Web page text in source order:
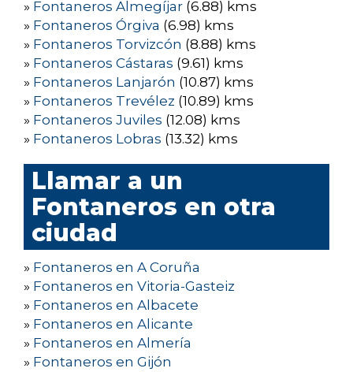
» Fontaneros Almegíjar (6.88) kms
» Fontaneros Órgiva (6.98) kms
» Fontaneros Torvizcón (8.88) kms
» Fontaneros Cástaras (9.61) kms
» Fontaneros Lanjarón (10.87) kms
» Fontaneros Trevélez (10.89) kms
» Fontaneros Juviles (12.08) kms
» Fontaneros Lobras (13.32) kms
Llamar a un
Fontaneros en otra
ciudad
» Fontaneros en A Coruña
» Fontaneros en Vitoria-Gasteiz
» Fontaneros en Albacete
» Fontaneros en Alicante
» Fontaneros en Almería
» Fontaneros en Gijón